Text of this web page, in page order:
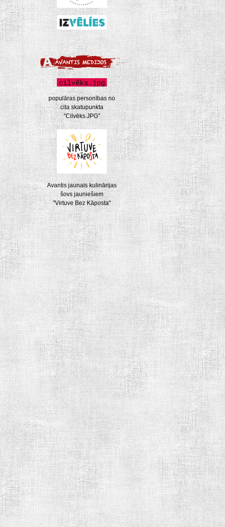
populāras personības no
cita skatupunkta
"Cilvēks.JPG"
Avantis jaunais kulinārijas
šovs jauniešiem
"Virtuve Bez Kāposta"